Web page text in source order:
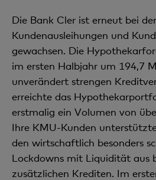
Die Bank Cler ist erneut bei
Kundenausleihungen und
gewachsen. Die
im ersten Halbjahr um 194,7
unverändert strengen
erreichte das
erstmalig ein Volumen von
Ihre KMU-Kunden
den wirtschaftlich besonders
Lockdowns mit Liquidität aus
zusätzlichen Krediten. Im